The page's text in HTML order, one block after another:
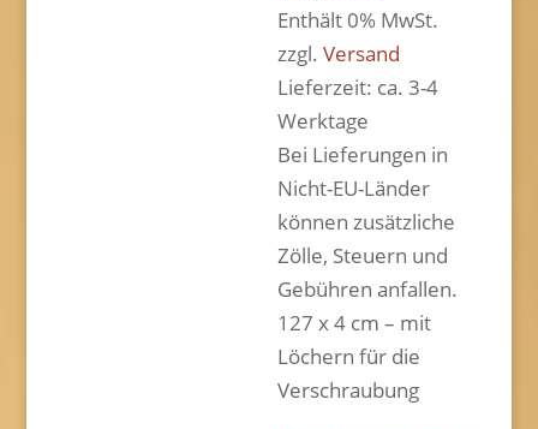
Enthält 0% MwSt.
zzgl.Versand
Lieferzeit: ca. 3-4
Werktage
Bei Lieferungen in
Nicht-EU-Länder
können zusätzliche
Zölle, Steuern und
Gebühren anfallen.
127 x 4 cm – mit
Löchern für die
Verschraubung